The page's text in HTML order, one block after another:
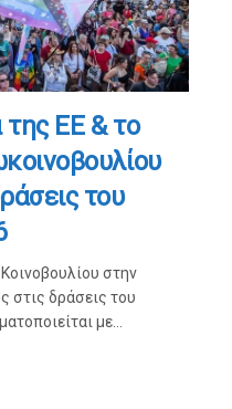
ΕΕ & το
του
στην
στις δράσεις του
με...